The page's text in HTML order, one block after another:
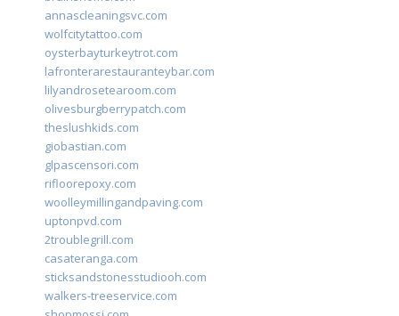
annascleaningsvc.com
wolfcitytattoo.com
oysterbayturkeytrot.com
lafronterarestauranteybar.com
lilyandrosetearoom.com
olivesburgberrypatch.com
theslushkids.com
giobastian.com
glpascensori.com
rifloorepoxy.com
woolleymillingandpaving.com
uptonpvd.com
2troublegrill.com
casateranga.com
sticksandstonesstudiooh.com
walkers-treeservice.com